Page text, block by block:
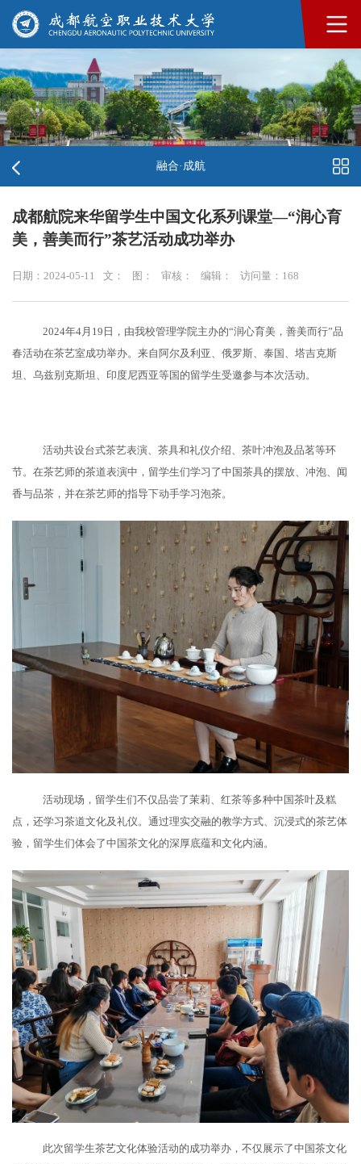
融合·成航
成都航院来华留学生中国文化系列课堂—“润心育
美，善美而行”茶艺活动成功举办
日期：2024-05-11 文： 图： 审核： 编辑： 访问量： 168
2024年4月 19 日 ， 由我校管理学院主办的“润心育美，善美而行”品
春活动在茶艺室成功举办。来自阿尔及利亚、俄罗斯、泰国、塔吉克斯
坦、乌兹别克斯坦、印度尼西亚等国的留学生受邀参与本次活动。
活动共设台式茶艺表演 茶具和礼仪介绍 、茶叶冲泡及品茗等环
节。 在茶艺师的茶道表演中 ，留学生们学习了中国茶具的摆放、冲泡、闻
香与品茶，并在茶艺师的指导下动手学习泡茶。
活动现场，留学生们不仅品尝了茉莉 、红茶等多种中国茶叶及糕
点， 还学习茶道文化及礼仪。 通过理实交融的教学方式 沉浸式的茶艺体
验， 留学生们体会了中国茶文化的深厚底蕴和文化内涵。
此次留学生茶艺文化体验活动的成功举办，不仅展示了中国茶文化